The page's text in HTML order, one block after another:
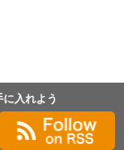
入れよう